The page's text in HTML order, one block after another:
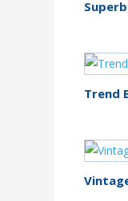
Superb
Trend